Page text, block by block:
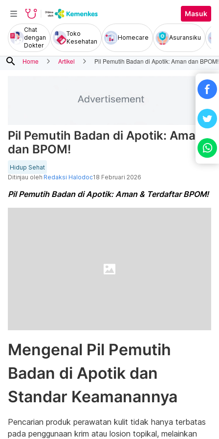
Masuk
Chat
dengan
Dokter
Toko
Kesehatan
Homecare Asuransiku
search Home Artikel Pil Pemutih Badan di Apotik: Aman dan BPOM!
Pil Pemutih Badan di Apotik: Aman
dan BPOM!
Hidup Sehat
Ditinjau oleh Redaksi Halodoc18 Februari 2026
Pil Pemutih Badan di Apotik: Aman & Terdaftar BPOM!
Mengenal Pil Pemutih
Badan di Apotik dan
Standar Keamanannya
Pencarian produk perawatan kulit tidak hanya terbatas
pada penggunaan krim atau losion topikal, melainkan